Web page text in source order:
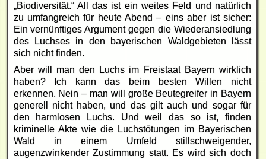
„Biodiversität.“ All das ist ein weites Feld und natürlich
zu umfangreich für heute Abend – eins aber ist sicher:
Ein vernünftiges Argument gegen die Wiederansiedlung
des Luchses in den bayerischen Waldgebieten lässt
sich nicht finden.
Aber will man den Luchs im Freistaat Bayern wirklich
haben? Ich kann das beim besten Willen nicht
erkennen. Nein – man will große Beutegreifer in Bayern
generell nicht haben, und das gilt auch und sogar für
den harmlosen Luchs. Und weil das so ist, finden
kriminelle Akte wie die Luchstötungen im Bayerischen
Wald in einem Umfeld stillschweigender,
augenzwinkender Zustimmung statt. Es wird sich doch